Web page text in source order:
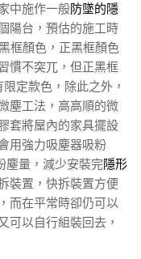
中施作一般防墜的隱
陽台，預估的施工時
框顏色，正黑框顏色
慣不突兀，但正黑框
定款色，除此之外，
塵工法，高高順的微
套將屋內的家具擺設
用強力吸塵器吸粉
塵量，減少安裝完隱形
裝置，快拆裝置方便
而在平常時卻仍可以
可以自行組裝回去，